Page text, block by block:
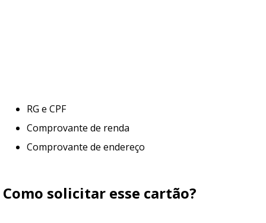
RG e CPF
Comprovante de renda
Comprovante de endereço
Como solicitar esse cartão?